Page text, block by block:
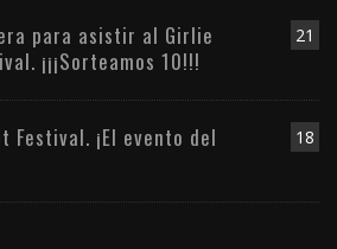
21
para asistir al Girlie
¡¡¡Sorteamos 10!!!
18
Festival. ¡El evento del